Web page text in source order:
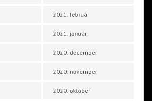
2021. február
2021. január
2020. december
2020. november
2020. október